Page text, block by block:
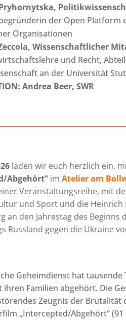
der Open Platform
Organisationen
Wissenschaftlicher
und Recht,
an der Universität
Andrea Beer, SWR
laden wir euch herzlich ein,
Abgehört” im Atelier am
Veranstaltungsreihe, mit
und Sport und die Heinrich
an den Jahrestag des Beginns
Russland gegen die Ukraine
Geheimdienst hat
ihren Familien abgehört. Die
Zeugnis der Brutalität
„Intercepted/Abgehört“